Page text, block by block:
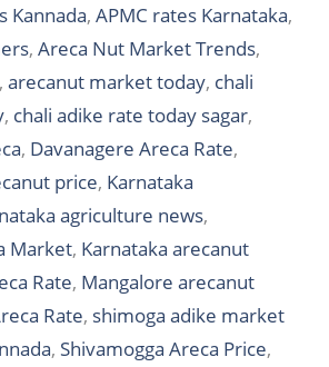
Kannada, APMC rates Karnataka,
, Areca Nut Market Trends,
, arecanut market today, chali
, chali adike rate today sagar,
, Davanagere Areca Rate,
price, Karnataka
agriculture news,
Market, Karnataka arecanut
Rate, Mangalore arecanut
Rate, shimoga adike market
, Shivamogga Areca Price,